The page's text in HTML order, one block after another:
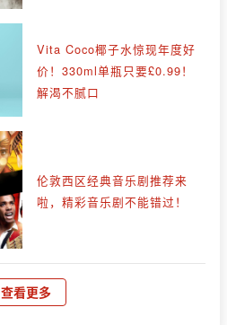
Vita Coco椰子水惊现年度好
价！330ml单瓶只要£0.99！
解渴不腻口
伦敦西区经典音乐剧推荐来
啦，精彩音乐剧不能错过！
查看更多